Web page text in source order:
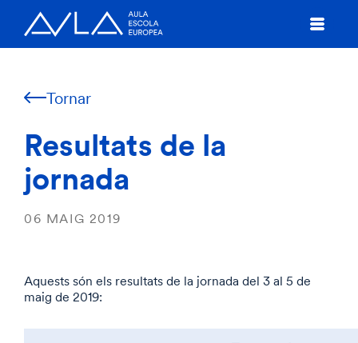
Tornar
Resultats de la
jornada
06 MAIG 2019
Aquests són els resultats de la jornada del 3 al 5 de
maig de 2019: